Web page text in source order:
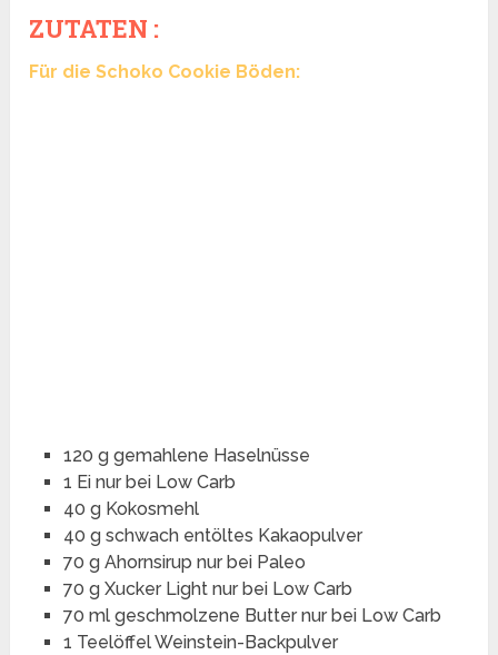
ZUTATEN :
Für die Schoko Cookie Böden:
120 g gemahlene Haselnüsse
1 Ei nur bei Low Carb
40 g Kokosmehl
40 g schwach entöltes Kakaopulver
70 g Ahornsirup nur bei Paleo
70 g Xucker Light nur bei Low Carb
70 ml geschmolzene Butter nur bei Low Carb
1 Teelöffel Weinstein-Backpulver